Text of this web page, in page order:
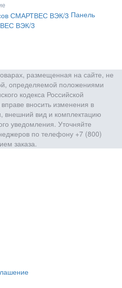
Панель
ВЭК/3
размещенная на сайте, не
определяемой положениями
кодекса Российской
вносить изменения в
внешний вид и комплектацию
уведомления. Уточняйте
по телефону +7 (800)
заказа.